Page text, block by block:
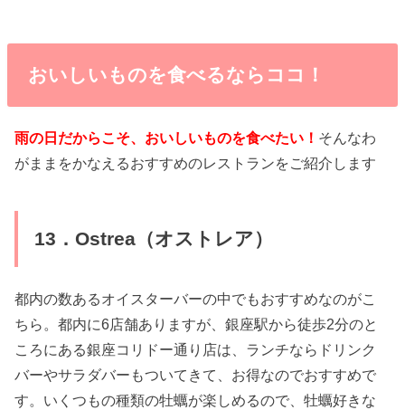
おいしいものを食べるならココ！
雨の日だからこそ、おいしいものを食べたい！ そんなわ
がままをかなえるおすすめのレストランをご紹介します
13．Ostrea（オストレア）
都内の数あるオイスターバーの中でもおすすめなのがこ
ちら。都内に6店舗ありますが、銀座駅から徒歩2分のと
ころにある銀座コリドー通り店は、ランチならドリンク
バーやサラダバーもついてきて、お得なのでおすすめで
す。いくつもの種類の牡蠣が楽しめるので、牡蠣好きな